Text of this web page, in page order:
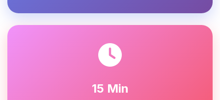
15 Min